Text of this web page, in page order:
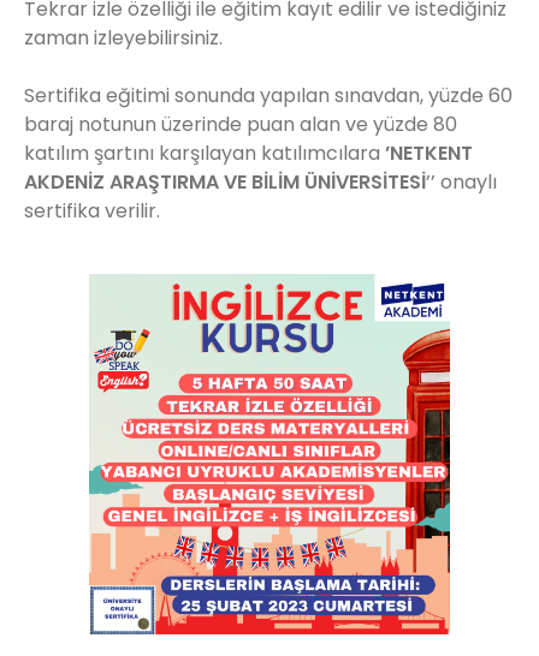
Tekrar izle özelliği ile eğitim kayıt edilir ve istediğiniz
zaman izleyebilirsiniz.
Sertifika eğitimi sonunda yapılan sınavdan, yüzde 60
baraj notunun üzerinde puan alan ve yüzde 80
katılım şartını karşılayan katılımcılara ’NETKENT
AKDENİZ ARAŞTIRMA VE BİLİM ÜNİVERSİTESİ’’ onaylı
sertifika verilir.